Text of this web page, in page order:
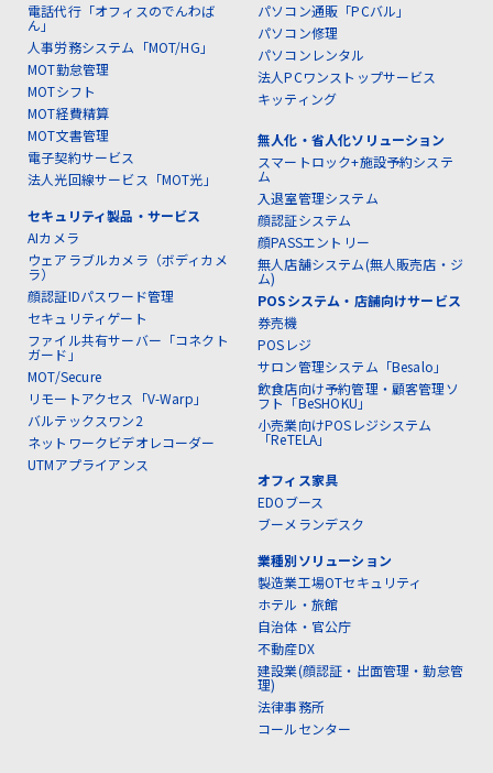
電話代行「オフィスのでんわば
ん」
人事労務システム「MOT/HG」
MOT勤怠管理
MOTシフト
MOT経費精算
MOT文書管理
電子契約サービス
法人光回線サービス「MOT光」
セキュリティ製品・サービス
AIカメラ
ウェアラブルカメラ（ボディカメ
ラ）
顔認証IDパスワード管理
セキュリティゲート
ファイル共有サーバー「コネクト
ガード」
MOT/Secure
リモートアクセス「V-Warp」
バルテックスワン2
ネットワークビデオレコーダー
UTMアプライアンス
パソコン通販「PCバル」
パソコン修理
パソコンレンタル
法人PCワンストップサービス
キッティング
無人化・省人化ソリューション
スマートロック+施設予約システ
ム
入退室管理システム
顔認証システム
顔PASSエントリー
無人店舗システム(無人販売店・ジ
ム)
POSシステム・店舗向けサービス
券売機
POSレジ
サロン管理システム「Besalo」
飲食店向け予約管理・顧客管理ソ
フト「BeSHOKU」
小売業向けPOSレジシステム
「ReTELA」
オフィス家具
EDOブース
ブーメランデスク
業種別ソリューション
製造業工場OTセキュリティ
ホテル・旅館
自治体・官公庁
不動産DX
建設業(顔認証・出面管理・勤怠管
理)
法律事務所
コールセンター